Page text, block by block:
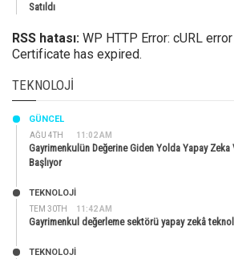
Satıldı
RSS hatası: WP HTTP Error: cURL
Certificate has expired.
TEKNOLOJI
AĞU 4TH 11:02 AM
GÜNCEL
Gayrimenkulün Değerine Giden Yolda Yapay
Başlıyor
TEM 30TH 11:42 AM
TEKNOLOJİ
Gayrimenkul değerleme sektörü yapay zekâ
TEKNOLOJİ